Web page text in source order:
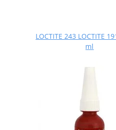
LOCTITE 243 LOCTITE
ml